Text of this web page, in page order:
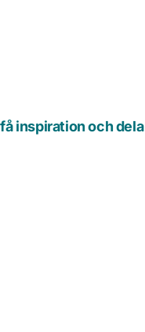
inspiration och dela